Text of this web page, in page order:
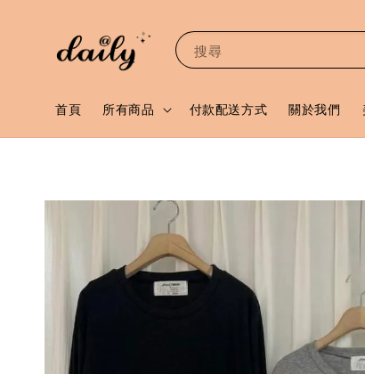
搜尋
首頁 所有商品 付款配送方式 關於我們